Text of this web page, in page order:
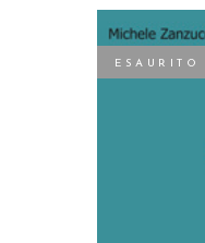
ESAURITO